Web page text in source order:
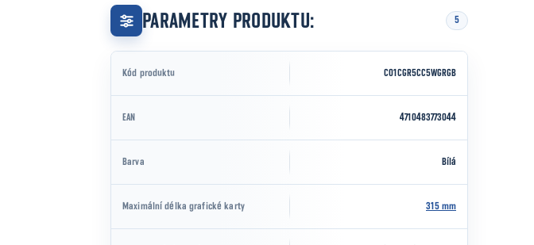
PARAMETRY PRODUKTU: 5
Kód produktu CO1CGR5CC5WGRGB
EAN 4710483773044
Barva Bílá
Maximální délka grafické karty 315 mm